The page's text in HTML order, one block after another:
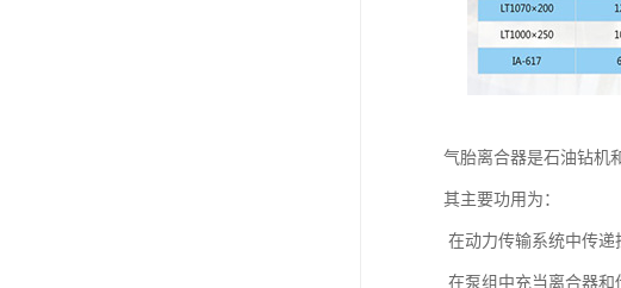
气胎离合器是石油钻机
其主要功用为：
在动力传输系统中传递
在泵组中充当离合器和